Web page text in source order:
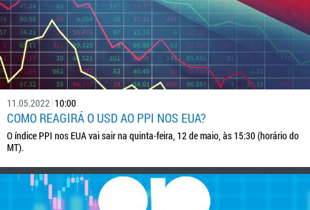
11.05.2022 10:00
COMO REAGIRÁ O USD AO PPI NOS EUA?
O índice PPI nos EUA vai sair na quinta-feira, 12 de maio, às 15:30 (horário do
MT).